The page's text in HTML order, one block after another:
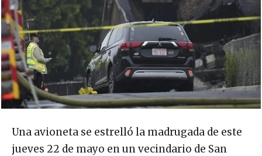
Una avioneta se estrelló la madrugada de este
jueves 22 de mayo en un vecindario de San